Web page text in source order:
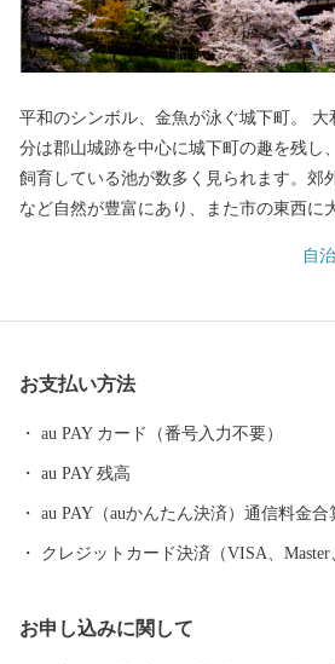
平和のシンボル、金魚が泳ぐ城下町。 大和郡山市は、旧市街地部
分は郡山城跡を中心に城下町の趣を残し
飼育している池が数多く見られます。郊
など自然が豊富にあり、また市の東西に
スの取れた住みよいまちです。 本市で
るまちを目指します。「夢と誇りと自信
自
お支払い方法
au PAY カード（番号入力不要）
au PAY 残高
au PAY（auかんたん決済）通信料金合
クレジットカード決済（VISA、Master
お申し込みに関して